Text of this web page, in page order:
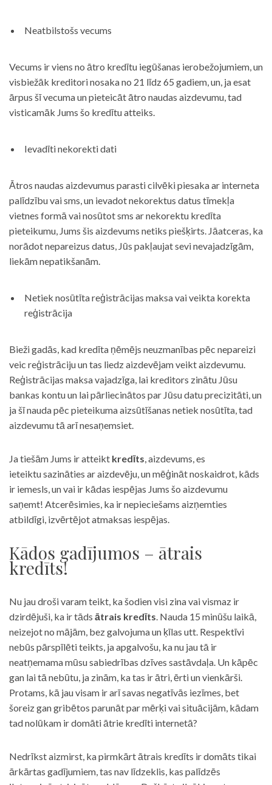
Neatbilstošs vecums
Vecums ir viens no ātro kredītu iegūšanas ierobežojumiem, un
visbiežāk kreditori nosaka no 21 līdz 65 gadiem, un, ja esat
ārpus šī vecuma un pieteicāt ātro naudas aizdevumu, tad
visticamāk Jums šo kredītu atteiks.
Ievadīti nekorekti dati
Ātros naudas aizdevumus parasti cilvēki piesaka ar interneta
palīdzību vai sms, un ievadot nekorektus datus tīmekļa
vietnes formā vai nosūtot sms ar nekorektu kredīta
pieteikumu, Jums šis aizdevums netiks piešķirts. Jāatceras, ka
norādot nepareizus datus, Jūs pakļaujat sevi nevajadzīgām,
liekām nepatikšanām.
Netiek nosūtīta reģistrācijas maksa vai veikta korekta
reģistrācija
Bieži gadās, kad kredīta ņēmējs neuzmanības pēc nepareizi
veic reģistrāciju un tas liedz aizdevējam veikt aizdevumu.
Reģistrācijas maksa vajadzīga, lai kreditors zinātu Jūsu
bankas kontu un lai pārliecinātos par Jūsu datu precizitāti, un
ja šī nauda pēc pieteikuma aizsūtīšanas netiek nosūtīta, tad
aizdevumu tā arī nesaņemsiet.
Ja tiešām Jums ir atteikt kredīts, aizdevums, es
ieteiktu sazināties ar aizdevēju, un mēģināt noskaidrot, kāds
ir iemesls, un vai ir kādas iespējas Jums šo aizdevumu
saņemt! Atcerēsimies, ka ir nepieciešams aizņemties
atbildīgi, izvērtējot atmaksas iespējas.
Kādos gadījumos – ātrais
kredīts!
Nu jau droši varam teikt, ka šodien visi zina vai vismaz ir
dzirdējuši, ka ir tāds ātrais kredīts. Nauda 15 minūšu laikā,
neizejot no mājām, bez galvojuma un ķīlas utt. Respektīvi
nebūs pārspīlēti teikts, ja apgalvošu, ka nu jau tā ir
neatņemama mūsu sabiedrības dzīves sastāvdaļa. Un kāpēc
gan lai tā nebūtu, ja zinām, ka tas ir ātri, ērti un vienkārši.
Protams, kā jau visam ir arī savas negatīvās iezīmes, bet
šoreiz gan gribētos parunāt par mērķi vai situācijām, kādam
tad nolūkam ir domāti ātrie kredīti internetā?
Nedrīkst aizmirst, ka pirmkārt ātrais kredīts ir domāts tikai
ārkārtas gadījumiem, tas nav līdzeklis, kas palīdzēs